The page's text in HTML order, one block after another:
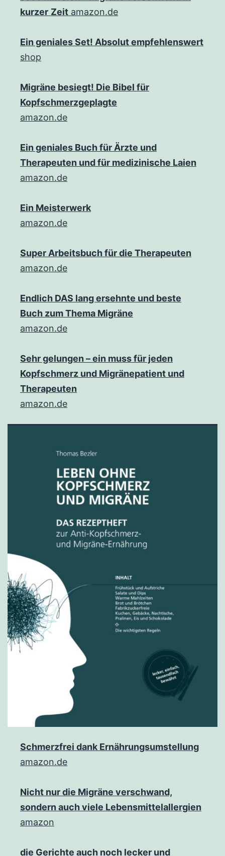
kurzer Zeit amazon.de
Ein geniales Set! Absolut empfehlenswert
shop
Migräne besiegt! Die Bibel für
Kopfschmerzgeplagte
amazon.de
Ein geniales Buch für Ärzte und
Therapeuten und für medizinische Laien
amazon.de
Ein Meisterwerk
amazon.de
Super Arbeitsbuch für die Therapeuten
amazon.de
Endlich DAS lang ersehnte und beste
Buch zum Thema Migräne
amazon.de
Sehr gelungen – ein muss für jeden
Kopfschmerz und Migränepatient und
Therapeuten
amazon.de
Schmerzfrei dank Ernährungsumstellung
amazon.de
Nicht nur die Migräne verschwand,
sondern auch viele Lebensmittelallergien
amazon
die Gerichte auch noch lecker und